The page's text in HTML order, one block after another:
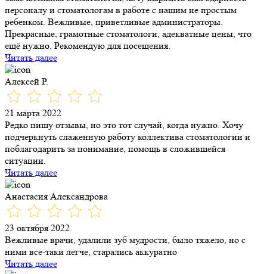
персоналу и стоматологам в работе с нашим не простым
ребенком. Вежливые, приветливые администраторы.
Прекрасные, грамотные стоматологи, адекватные цены, что
ещё нужно. Рекомендую для посещения.
Читать далее
Алексей Р.
21 марта 2022
Редко пишу отзывы, но это тот случай, когда нужно. Хочу
подчеркнуть слаженную работу коллектива стоматологии и
поблагодарить за понимание, помощь в сложившейся
ситуации.
Читать далее
Анастасия Александрова
23 октября 2022
Вежливые врачи, удалили зуб мудрости, было тяжело, но с
ними все-таки легче, старались аккуратно
Читать далее